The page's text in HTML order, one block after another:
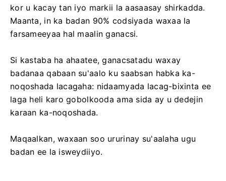
kor u kacay tan iyo markii la aasaasay shirkadda.
Maanta, in ka badan 90% codsiyada waxaa la
farsameeyaa hal maalin ganacsi.
Si kastaba ha ahaatee, ganacsatadu waxay
badanaa qabaan su'aalo ku saabsan habka ka-
noqoshada lacagaha: nidaamyada lacag-bixinta ee
laga heli karo gobolkooda ama sida ay u dedejin
karaan ka-noqoshada.
Maqaalkan, waxaan soo ururinay su'aalaha ugu
badan ee la isweydiiyo.